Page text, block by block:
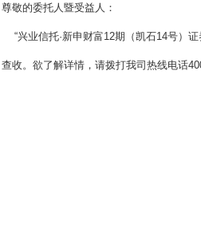
尊敬的委托人暨受益人：
“兴业信托·新申财富12期（凯石14号）
查收。欲了解详情，请拨打我司热线电话